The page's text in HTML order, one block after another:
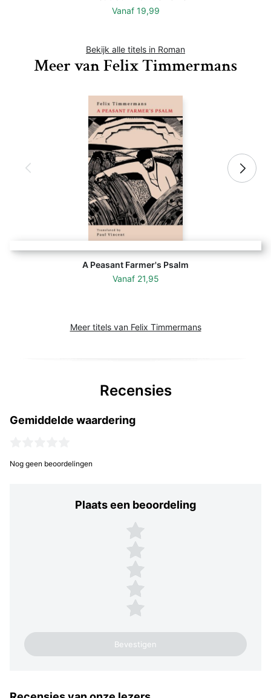
Vanaf 19,99
Bekijk alle titels in Roman
Meer van Felix Timmermans
A Peasant Farmer's Psalm
Vanaf 21,95
Meer titels van Felix Timmermans
Recensies
Gemiddelde waardering
Nog geen beoordelingen
Plaats een beoordeling
Plaats een beoordeling
5 sterren
4 sterren
3 sterren
2 sterren
1 ster